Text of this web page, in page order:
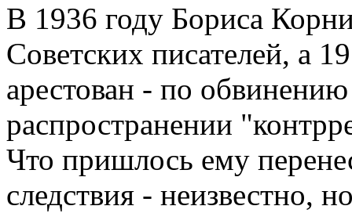
В 1936 году Бориса
Советских писателей, а
арестован - по
распространении
Что пришлось ему
следствия - неизвестно,